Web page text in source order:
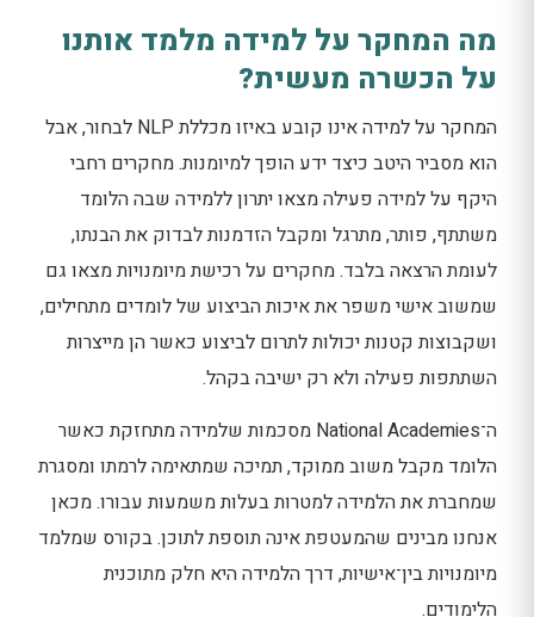
מה המחקר על למידה מלמד אותנו
על הכשרה מעשית?
המחקר על למידה אינו קובע באיזו מכללת NLP לבחור, אבל
הוא מסביר היטב כיצד ידע הופך למיומנות. מחקרים רחבי
היקף על למידה פעילה מצאו יתרון ללמידה שבה הלומד
משתתף, פותר, מתרגל ומקבל הזדמנות לבדוק את הבנתו,
לעומת הרצאה בלבד. מחקרים על רכישת מיומנויות מצאו גם
שמשוב אישי משפר את איכות הביצוע של לומדים מתחילים,
ושקבוצות קטנות יכולות לתרום לביצוע כאשר הן מייצרות
השתתפות פעילה ולא רק ישיבה בקהל.
ה־National Academies מסכמות שלמידה מתחזקת כאשר
הלומד מקבל משוב ממוקד, תמיכה שמתאימה לרמתו ומסגרת
שמחברת את הלמידה למטרות בעלות משמעות עבורו. מכאן
אנחנו מבינים שהמעטפת אינה תוספת לתוכן. בקורס שמלמד
מיומנויות בין־אישיות, דרך הלמידה היא חלק מתוכנית
הלימודים.